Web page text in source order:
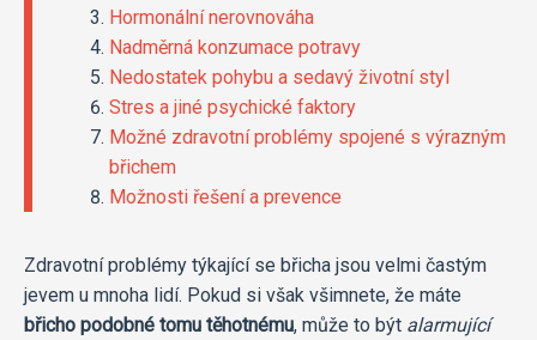
Hormonální nerovnováha
Nadměrná konzumace potravy
Nedostatek pohybu a sedavý životní styl
Stres a jiné psychické faktory
Možné zdravotní problémy spojené s výrazným
břichem
Možnosti řešení a prevence
Zdravotní problémy týkající se břicha jsou velmi častým
jevem u mnoha lidí. Pokud si však všimnete, že máte
břicho podobné tomu těhotnému, může to být alarmující